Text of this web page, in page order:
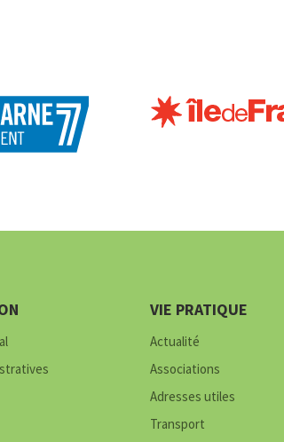
VIE PRATIQUE
Actualité
Associations
Adresses utiles
Transport